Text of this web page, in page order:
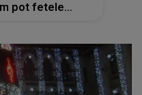
pot fetele